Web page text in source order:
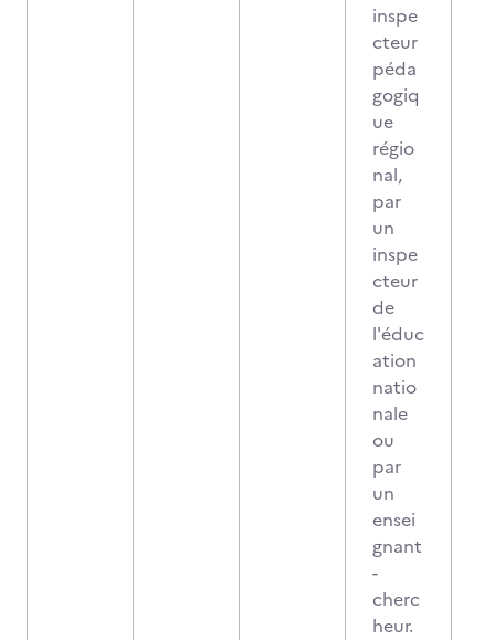
inspe
cteur
péda
gogiq
ue
régio
nal,
par
un
inspe
cteur
de
l'éduc
ation
natio
nale
ou
par
un
ensei
gnant
-
cherc
heur.